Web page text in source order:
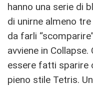
hanno una serie di
di unirne almeno
da farli
avviene in
essere fatti sparire
pieno stile Tetris.